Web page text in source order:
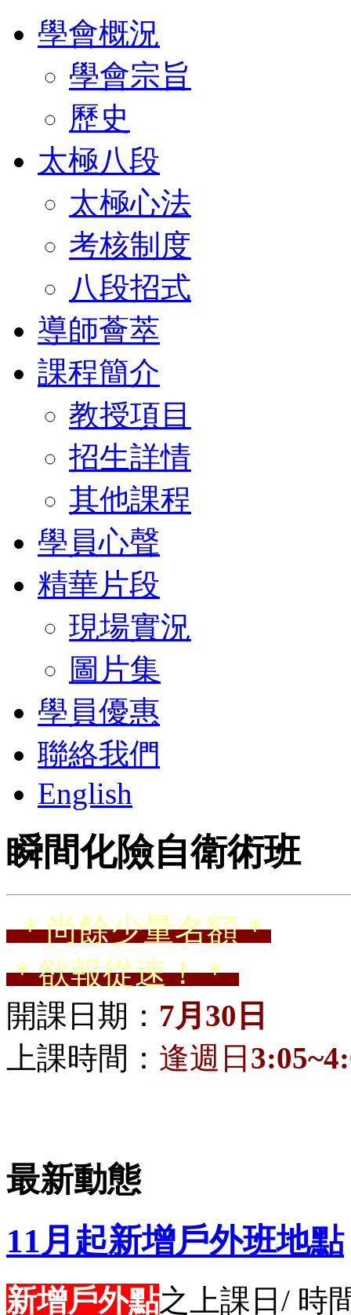
學會概況
學會宗旨
歷史
太極八段
太極心法
考核制度
八段招式
導師薈萃
課程簡介
教授項目
招生詳情
其他課程
學員心聲
精華片段
現場實況
圖片集
學員優惠
聯絡我們
English
瞬間化險自衛術班
＊尚餘少量名額＊
＊欲報從速！＊
開課日期： 7月30日
上課時間： 逢週日
最新動態
11月起新增戶外班地點
新增戶外點之上課日/ 時